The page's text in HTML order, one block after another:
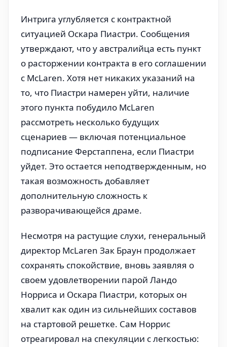
Интрига углубляется с контрактной
ситуацией Оскара Пиастри. Сообщения
утверждают, что у австралийца есть пункт
о расторжении контракта в его соглашении
с McLaren. Хотя нет никаких указаний на
то, что Пиастри намерен уйти, наличие
этого пункта побудило McLaren
рассмотреть несколько будущих
сценариев — включая потенциальное
подписание Ферстаппена, если Пиастри
уйдет. Это остается неподтвержденным, но
такая возможность добавляет
дополнительную сложность к
разворачивающейся драме.
Несмотря на растущие слухи, генеральный
директор McLaren Зак Браун продолжает
сохранять спокойствие, вновь заявляя о
своем удовлетворении парой Ландо
Норриса и Оскара Пиастри, которых он
хвалит как один из сильнейших составов
на стартовой решетке. Сам Норрис
отреагировал на спекуляции с легкостью: